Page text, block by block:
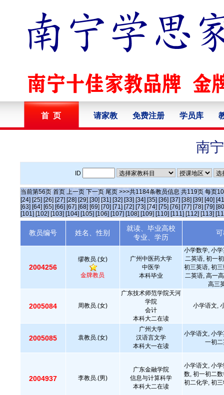
首 页 请家教 免费注册 学员库
南
ID
当前第56页 首页 上一页 下一页 尾页 >>>共1184条教员信息 共119页 每页10
[24] [25] [26] [27] [28] [29] [30] [31] [32] [33] [34] [35] [36] [37] [38] [39] [40]
[63] [64] [65] [66] [67] [68] [69] [70] [71] [72] [73] [74] [75] [76] [77] [78] [79]
[101] [102] [103] [104] [105] [106] [107] [108] [109] [110] [111] [112] [113]
教员编号 姓名、性别
就读、毕业高校
专业、学历
2004256
缪教员.(女)
金牌教员
广州中医药大学
中医学
本科毕业
小学数学, 小
二英语, 初一
初三英语, 初
二英语, 高一
高三
2005084 周教员.(女)
广东技术师范学院天河
学院
会计
本科大二在读
小学语文,
2005085 袁教员.(女)
广州大学
汉语言文学
本科大一在读
小学语文, 小
一初
2004937 李教员.(男)
广东金融学院
信息与计算科学
本科大二在读
小学语文, 小
数, 初一初二
初二化学, 初